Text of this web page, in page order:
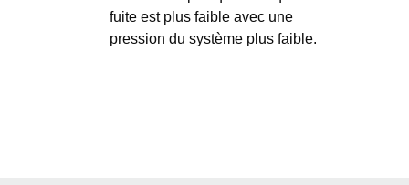
fuite est plus faible avec une
pression du système plus faible.